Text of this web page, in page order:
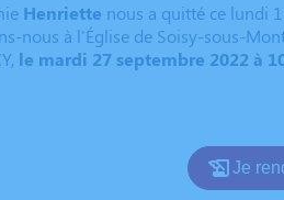
Henriette nous a quitté ce lundi
nous à l'Église de Soisy-sous-
le mardi 27 septembre 2022 à
Je